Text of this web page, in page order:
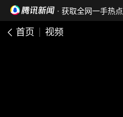
· 获取全网一手热点
首页 视频